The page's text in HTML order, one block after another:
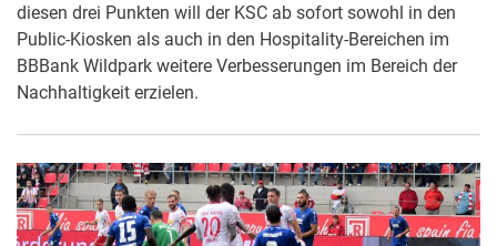
diesen drei Punkten will der KSC ab sofort sowohl in den
Public-Kiosken als auch in den Hospitality-Bereichen im
BBBank Wildpark weitere Verbesserungen im Bereich der
Nachhaltigkeit erzielen.